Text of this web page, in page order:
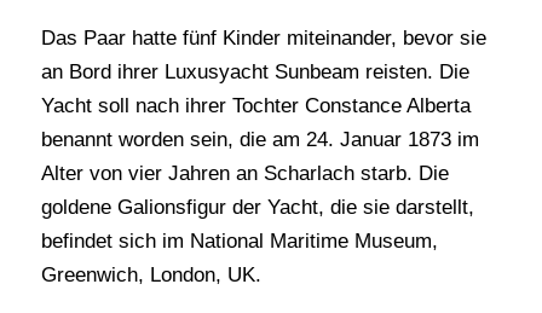
Das Paar hatte fünf Kinder miteinander, bevor sie
an Bord ihrer Luxusyacht Sunbeam reisten. Die
Yacht soll nach ihrer Tochter Constance Alberta
benannt worden sein, die am 24. Januar 1873 im
Alter von vier Jahren an Scharlach starb. Die
goldene Galionsfigur der Yacht, die sie darstellt,
befindet sich im National Maritime Museum,
Greenwich, London, UK.